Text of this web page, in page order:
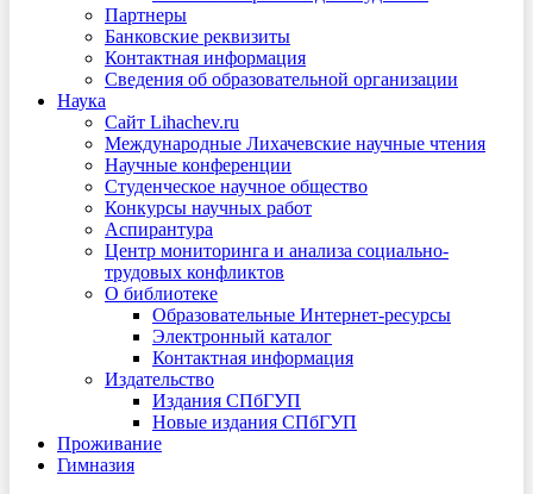
Партнеры
Банковские реквизиты
Контактная информация
Сведения об образовательной организации
Наука
Сайт Lihachev.ru
Международные Лихачевские научные чтения
Научные конференции
Студенческое научное общество
Конкурсы научных работ
Аспирантура
Центр мониторинга и анализа социально-
трудовых конфликтов
О библиотеке
Образовательные Интернет-ресурсы
Электронный каталог
Контактная информация
Издательство
Издания СПбГУП
Новые издания СПбГУП
Проживание
Гимназия